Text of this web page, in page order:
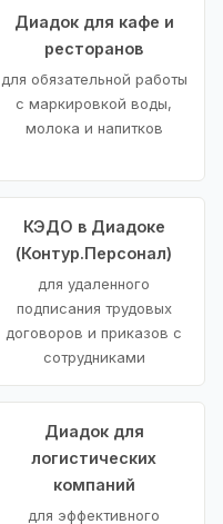
Диадок для кафе и
ресторанов
для обязательной работы
с маркировкой воды,
молока и напитков
КЭДО в Диадоке
(Контур.Персонал)
для удаленного
подписания трудовых
договоров и приказов с
сотрудниками
Диадок для
логистических
компаний
для эффективного